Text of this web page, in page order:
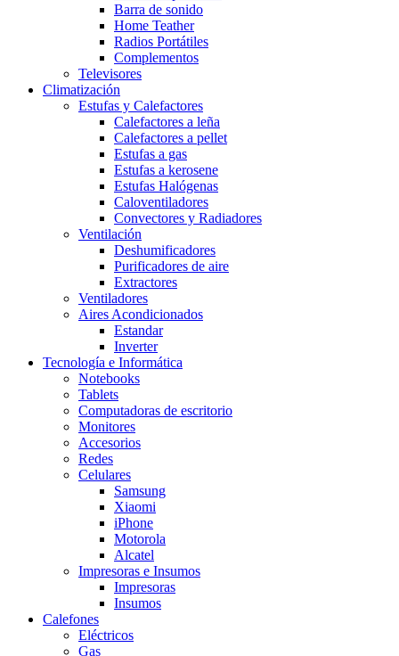
Barra de sonido
Home Teather
Radios Portátiles
Complementos
Televisores
Climatización
Estufas y Calefactores
Calefactores a leña
Calefactores a pellet
Estufas a gas
Estufas a kerosene
Estufas Halógenas
Caloventiladores
Convectores y Radiadores
Ventilación
Deshumificadores
Purificadores de aire
Extractores
Ventiladores
Aires Acondicionados
Estandar
Inverter
Tecnología e Informática
Notebooks
Tablets
Computadoras de escritorio
Monitores
Accesorios
Redes
Celulares
Samsung
Xiaomi
iPhone
Motorola
Alcatel
Impresoras e Insumos
Impresoras
Insumos
Calefones
Eléctricos
Gas